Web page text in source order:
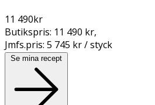
11 490kr
Butikspris: 11 490 kr,
Jmfs.pris: 5 745 kr / styck
Se mina recept